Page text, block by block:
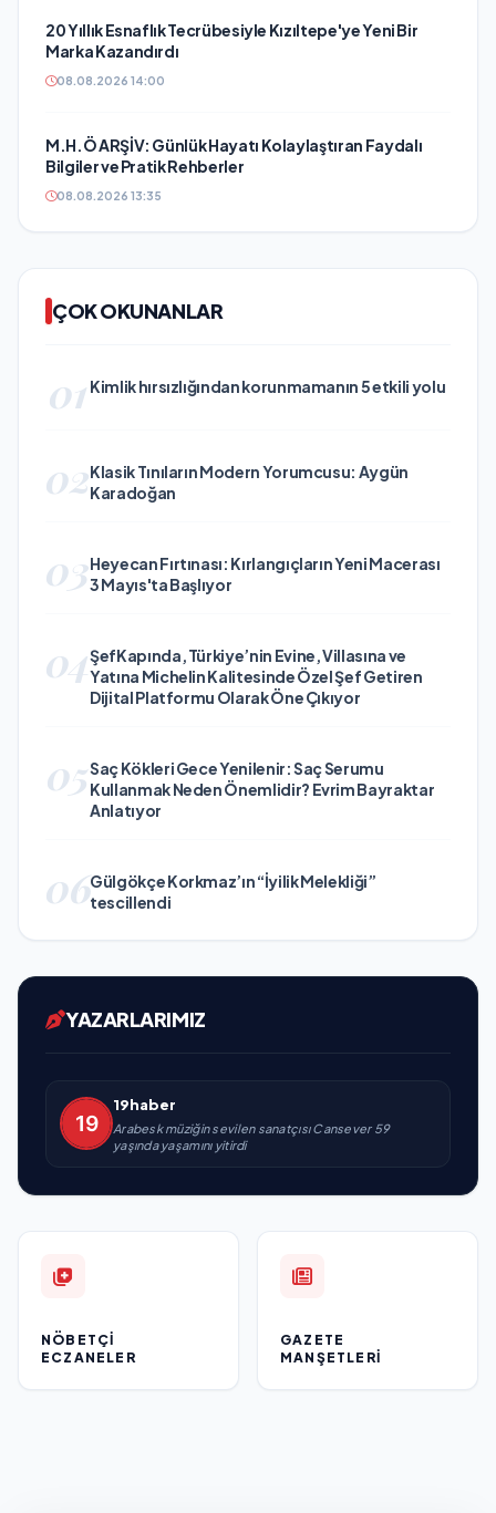
20 Yıllık Esnaflık Tecrübesiyle Kızıltepe'ye Yeni Bir
Marka Kazandırdı
08.08.2026 14:00
M.H.Ö ARŞİV: Günlük Hayatı Kolaylaştıran Faydalı
Bilgiler ve Pratik Rehberler
08.08.2026 13:35
ÇOK OKUNANLAR
01 Kimlik hırsızlığından korunmamanın 5 etkili yolu
02Klasik Tınıların Modern Yorumcusu: Aygün
Karadoğan
03Heyecan Fırtınası: Kırlangıçların Yeni Macerası
3 Mayıs'ta Başlıyor
04ŞefKapında, Türkiye’nin Evine, Villasına ve
Yatına Michelin Kalitesinde Özel Şef Getiren
Dijital Platformu Olarak Öne Çıkıyor
05Saç Kökleri Gece Yenilenir: Saç Serumu
Kullanmak Neden Önemlidir? Evrim Bayraktar
Anlatıyor
06Gülgökçe Korkmaz’ın “İyilik Melekliği”
tescillendi
YAZARLARIMIZ
19haber
Arabesk müziğin sevilen sanatçısı Cansever 59
yaşında yaşamını yitirdi
NÖBETÇI
ECZANELER
GAZETE
MANŞETLERI